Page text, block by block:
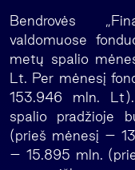
Bendrovės
valdomuose
metų spalio
Lt. Per mėnesį
153.946 mln.
spalio pradžioje
(prieš mėnesį –
– 15.895 mln.